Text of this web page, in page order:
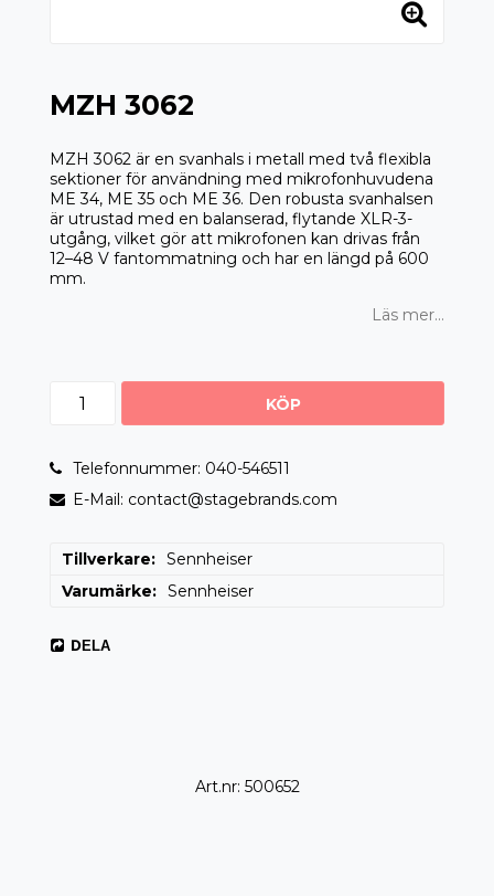
MZH 3062
MZH 3062 är en svanhals i metall med två flexibla
sektioner för användning med mikrofonhuvudena
ME 34, ME 35 och ME 36. Den robusta svanhalsen
är utrustad med en balanserad, flytande XLR-3-
utgång, vilket gör att mikrofonen kan drivas från
12–48 V fantommatning och har en längd på 600
mm.
Läs mer...
KÖP
Telefonnummer: 040-546511
E-Mail: contact@stagebrands.com
Tillverkare
Sennheiser
Varumärke
Sennheiser
DELA
Art.nr: 500652